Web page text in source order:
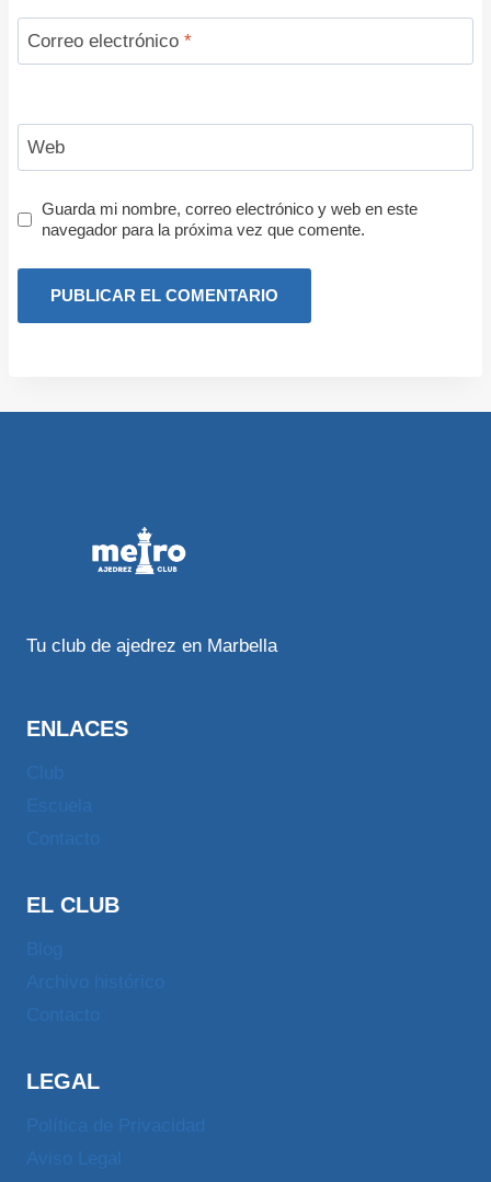
Correo electrónico *
Web
Guarda mi nombre, correo electrónico y web en este
navegador para la próxima vez que comente.
Tu club de ajedrez en Marbella
ENLACES
EL CLUB
LEGAL